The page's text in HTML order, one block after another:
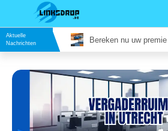
Aktuelle
Nachrichten
Bereken nu uw premie voor een bestelautoverzekering Google Reviews